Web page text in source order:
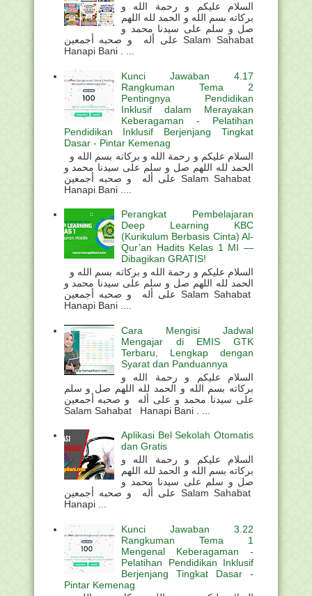
السلام عليكم و رحمة الله و
بركاته بسم الله و الحمد لله اللهم
صل و سلم على سيدنا محمد و
على أله و صحبه أجمعين Salam Sahabat
Hanapi Bani . ...
Kunci Jawaban 4.17
Rangkuman Tema 2
Pentingnya Pendidikan
Inklusif dalam Merayakan
Keberagaman - Pelatihan
Pendidikan Inklusif Berjenjang Tingkat
Dasar - Pintar Kemenag
الحمد لله اللهم صل و سلم على سيدنا محمد و
على أله و صحبه أجمعين Salam Sahabat
Hanapi Bani ....
Perangkat Pembelajaran
Deep Learning KBC
(Kurikulum Berbasis Cinta) Al-
Qur’an Hadits Kelas 1 MI —
Dibagikan GRATIS!
الحمد لله اللهم صل و سلم على سيدنا محمد و
على أله و صحبه أجمعين Salam Sahabat
Hanapi Bani ....
Cara Mengisi Jadwal
Mengajar di EMIS GTK
Terbaru, Lengkap dengan
Syarat dan Panduannya
السلام عليكم و رحمة الله و
بركاته بسم الله و الحمد لله اللهم صل و سلم
على سيدنا محمد و على أله و صحبه أجمعين
Salam Sahabat Hanapi Bani . ...
Aplikasi Bel Sekolah Otomatis
dan Gratis
السلام عليكم و رحمة الله و
بركاته بسم الله و الحمد لله اللهم
صل و سلم على سيدنا محمد و
على أله و صحبه أجمعين Salam Sahabat
Hanapi ...
Kunci Jawaban 3.22
Rangkuman Tema 1
Mengenal Keberagaman -
Pelatihan Pendidikan Inklusif
Berjenjang Tingkat Dasar -
Pintar Kemenag